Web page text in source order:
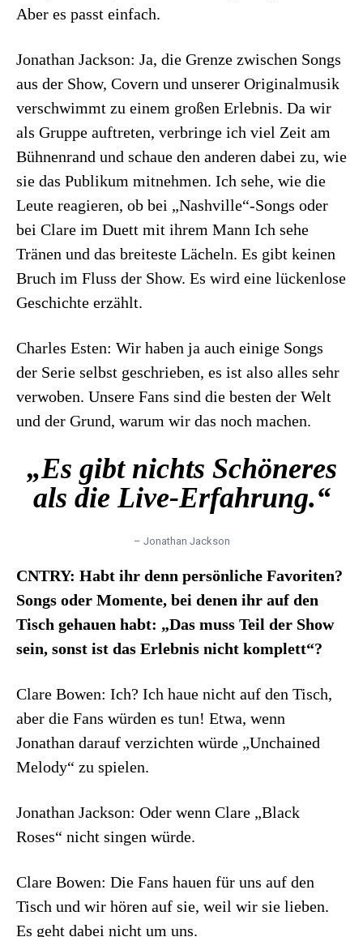
Aber es passt einfach.
Jonathan Jackson: Ja, die Grenze zwischen Songs
aus der Show, Covern und unserer Originalmusik
verschwimmt zu einem großen Erlebnis. Da wir
als Gruppe auftreten, verbringe ich viel Zeit am
Bühnenrand und schaue den anderen dabei zu, wie
sie das Publikum mitnehmen. Ich sehe, wie die
Leute reagieren, ob bei „Nashville“-Songs oder
bei Clare im Duett mit ihrem Mann Ich sehe
Tränen und das breiteste Lächeln. Es gibt keinen
Bruch im Fluss der Show. Es wird eine lückenlose
Geschichte erzählt.
Charles Esten: Wir haben ja auch einige Songs
der Serie selbst geschrieben, es ist also alles sehr
verwoben. Unsere Fans sind die besten der Welt
und der Grund, warum wir das noch machen.
„Es gibt nichts Schöneres
als die Live-Erfahrung.“
– Jonathan Jackson
CNTRY: Habt ihr denn persönliche Favoriten?
Songs oder Momente, bei denen ihr auf den
Tisch gehauen habt: „Das muss Teil der Show
sein, sonst ist das Erlebnis nicht komplett“?
Clare Bowen: Ich? Ich haue nicht auf den Tisch,
aber die Fans würden es tun! Etwa, wenn
Jonathan darauf verzichten würde „Unchained
Melody“ zu spielen.
Jonathan Jackson: Oder wenn Clare „Black
Roses“ nicht singen würde.
Clare Bowen: Die Fans hauen für uns auf den
Tisch und wir hören auf sie, weil wir sie lieben.
Es geht dabei nicht um uns.